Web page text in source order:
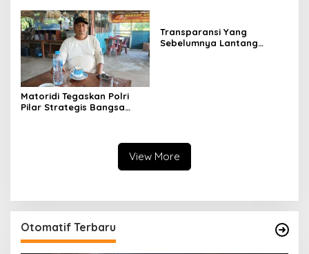
Matoridi Tegaskan Polri
Pilar Strategis Bangsa
Transparansi Yang
Sebelumnya Lantang
View More
Otomatif Terbaru